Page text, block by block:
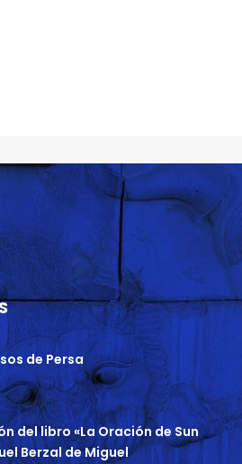
de Persa
del libro «La Oración de Sun
Berzal de Miguel